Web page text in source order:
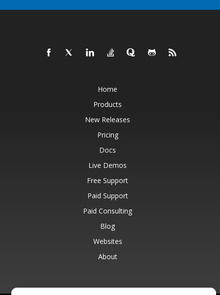
Home
Products
New Releases
Pricing
Docs
Live Demos
Free Support
Paid Support
Paid Consulting
Blog
Websites
About